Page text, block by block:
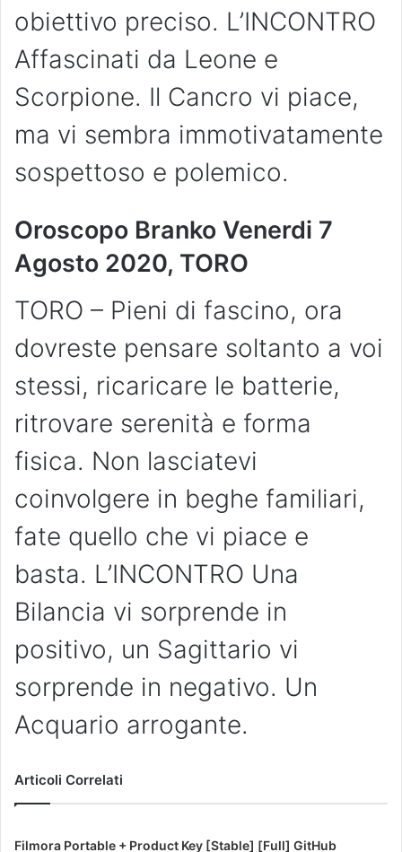
obiettivo preciso. L’INCONTRO
Affascinati da Leone e
Scorpione. Il Cancro vi piace,
ma vi sembra immotivatamente
sospettoso e polemico.
Oroscopo Branko Venerdi 7
Agosto 2020, TORO
TORO – Pieni di fascino, ora
dovreste pensare soltanto a voi
stessi, ricaricare le batterie,
ritrovare serenità e forma
fisica. Non lasciatevi
coinvolgere in beghe familiari,
fate quello che vi piace e
basta. L’INCONTRO Una
Bilancia vi sorprende in
positivo, un Sagittario vi
sorprende in negativo. Un
Acquario arrogante.
Articoli Correlati
Filmora Portable + Product Key [Stable] [Full] GitHub